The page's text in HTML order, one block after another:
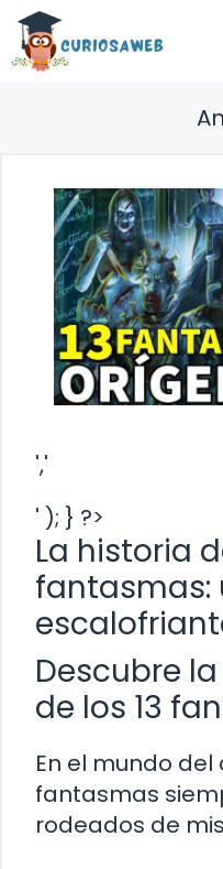
Saltar
contenido
','
' ); } ?>
La historia
fantasmas:
Descubre
de los 13
En el mundo
fantasmas
rodeados de